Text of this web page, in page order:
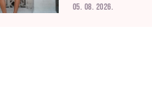
05. 08. 2026.